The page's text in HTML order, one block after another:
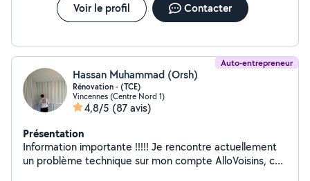
Voir le profil Contacter
Auto-entrepreneur
Hassan Muhammad (Orsh)
Rénovation - (TCE)
Vincennes (Centre Nord 1)
4,8/5 (87 avis)
Présentation
Information importante !!!!! Je rencontre actuellement
un problème technique sur mon compte AlloVoisins, ce